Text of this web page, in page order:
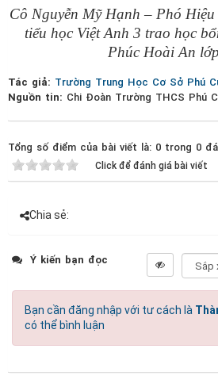
Cô Nguyễn Mỹ Hạnh – Phó
tiểu học Việt Anh 3 trao học
Phúc Hoài An
Tác giả: Trường Trung Học Cơ Sở Phú
Nguồn tin: Chi Đoàn Trường THCS Phú
Tổng số điểm của bài viết là: 0 trong 0
Click để đánh giá bài viết
Chia sẻ:
Ý kiến bạn đọc
Bạn cần đăng nhập với tư cách là
có thể bình luận